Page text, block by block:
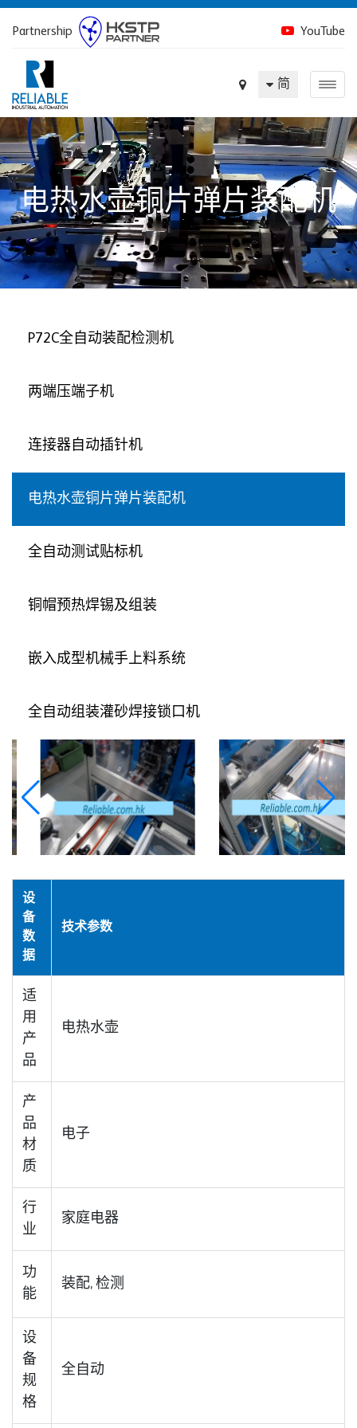
Partnership YouTube
简
电热水壶铜片弹片装配机
P72C全自动装配检测机
两端压端子机
连接器自动插针机
电热水壶铜片弹片装配机
全自动测试贴标机
铜帽预热焊锡及组装
嵌入成型机械手上料系统
全自动组装灌砂焊接锁口机
设
备
数
据
技术参数
适
用
产
品
电热水壶
产
品
材
质
电子
行
业
家庭电器
功
能
装配, 检测
设
备
规
格
全自动